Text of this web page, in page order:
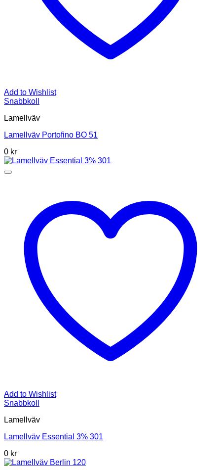
Add to Wishlist
Snabbkoll
Lamellväv
Lamellväv Portofino BO 51
0 kr
Add to Wishlist
Snabbkoll
Lamellväv
Lamellväv Essential 3% 301
0 kr